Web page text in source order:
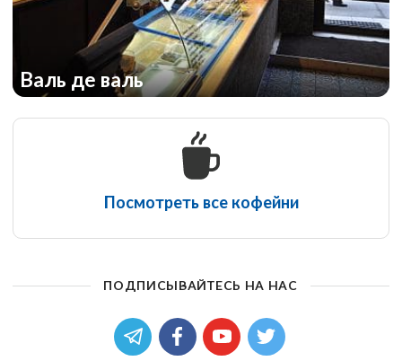
Валь де валь
Посмотреть все кофейни
ПОДПИСЫВАЙТЕСЬ НА НАС